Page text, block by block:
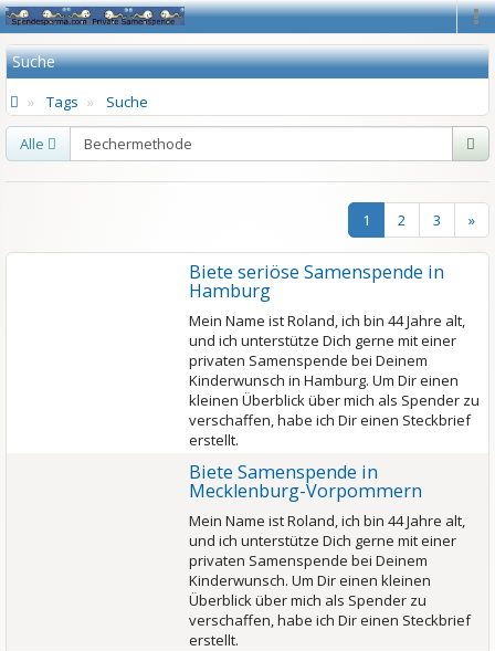
Suche
Tags Suche
Alle
1 2 3 »
Biete seriöse Samenspende in
Hamburg
Mein Name ist Roland, ich bin 44 Jahre alt,
und ich unterstütze Dich gerne mit einer
privaten Samenspende bei Deinem
Kinderwunsch in Hamburg. Um Dir einen
kleinen Überblick über mich als Spender zu
verschaffen, habe ich Dir einen Steckbrief
erstellt.
Biete Samenspende in
Mecklenburg-Vorpommern
Mein Name ist Roland, ich bin 44 Jahre alt,
und ich unterstütze Dich gerne mit einer
privaten Samenspende bei Deinem
Kinderwunsch. Um Dir einen kleinen
Überblick über mich als Spender zu
verschaffen, habe ich Dir einen Steckbrief
erstellt.